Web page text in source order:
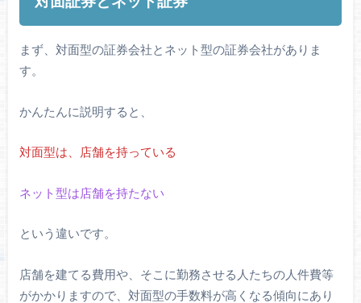
まず、対面型の証券会社とネット型の証券会社がありま
す。
かんたんに説明すると、
対面型は、店舗を持っている
ネット型は店舗を持たない
という違いです。
店舗を建てる費用や、そこに勤務させる人たちの人件費等
がかかりますので、対面型の手数料が高くなる傾向にあり